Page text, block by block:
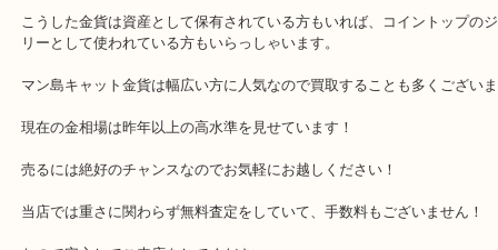
マン島キャット金貨は999,9の「フォーナイン」なので24金です。
こうした金貨は資産として保有されている方もいれば、コイントッ
リーとして使われている方もいらっしゃいます。
マン島キャット金貨は幅広い方に人気なので買取することも多くご